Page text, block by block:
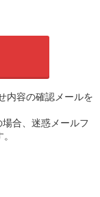
内容の確認メールを
合、迷惑メールフ